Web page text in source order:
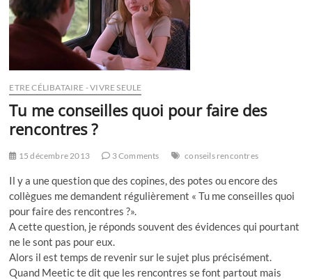
ETRE CÉLIBATAIRE - VIVRE SEULE
Tu me conseilles quoi pour faire des
rencontres ?
15 décembre 2013 3 Comments conseils rencontres
Il y a une question que des copines, des potes ou encore des
collègues me demandent régulièrement « Tu me conseilles quoi
pour faire des rencontres ?».
A cette question, je réponds souvent des évidences qui pourtant
ne le sont pas pour eux.
Alors il est temps de revenir sur le sujet plus précisément.
Quand Meetic te dit que les rencontres se font partout mais